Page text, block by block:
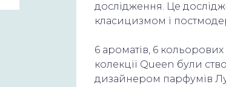
дослідження. Це
класицизмом і
6 ароматів, 6 кольорових
колекції Queen були
дизайнером парфумів